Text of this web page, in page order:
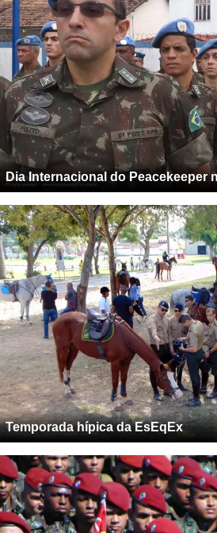
Dia Internacional do Peacekeeper
Temporada hípica da EsEqEx